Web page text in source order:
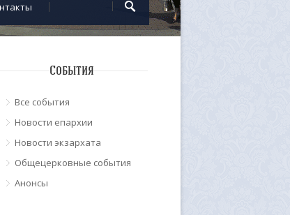
События
Все события
Новости епархии
Новости экзархата
Общецерковные события
Анонсы